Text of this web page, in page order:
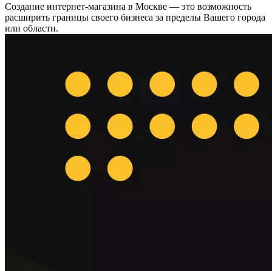
Создание интернет-магазина в Москве — это возможность
расширить границы своего бизнеса за пределы Вашего города
или области.